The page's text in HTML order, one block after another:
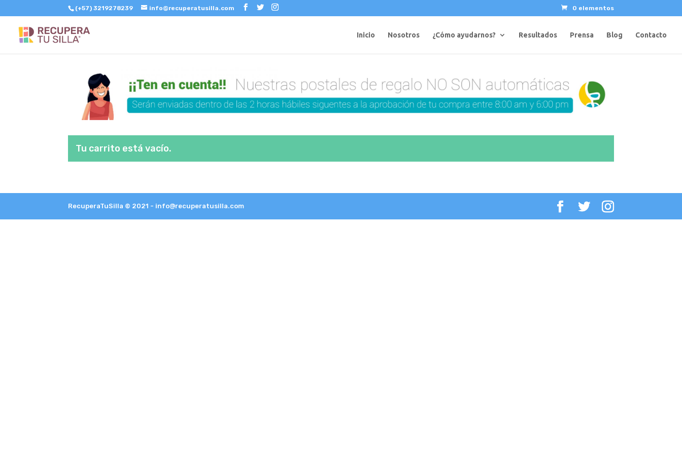
(+57) 3219278239 info@recuperatusilla.com 0 elementos
Inicio Nosotros ¿Cómo ayudarnos? Resultados Prensa Blog Contacto
Tu carrito está vacío.
RecuperaTuSilla © 2021 - info@recuperatusilla.com